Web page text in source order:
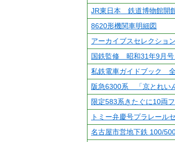
JR東日本 鉄道博物館開
8620形機関車明細図
アーカイブスセレクシ
国鉄監修 昭和31年9月
私鉄電車ガイドブック
阪急6300系 「京とれい
限定583系きたぐに10両
トミー弁慶号プラレー
名古屋市営地下鉄 100/